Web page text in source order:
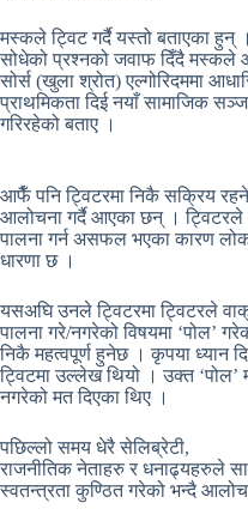
मस्कले ट्विट गर्दै यस्तो बताएका हुन्
सोधेको प्रश्नको जवाफ दिँदै मस्कले
सोर्स (खुला श्रोत)एल्गोरिदममा
प्राथमिकता दिई नयाँ सामाजिक
गरिरहेको बताए ।
आफैँ पनि ट्विटरमा निकै सक्रिय
आलोचना गर्दै आएका छन् । ट्विटरले
पालना गर्न असफल भएका कारण
धारणा छ ।
यसअघि उनले ट्विटरमा ट्विटरले वा
पालनागरे/नगरेकोविषयमा ‘पोल’
निकै महत्वपूर्ण हुनेछ । कृपया ध्यान
ट्विटमा उल्लेख थियो । उक्त
नगरेको मत दिएका थिए ।
पछिल्लो समय धेरै सेलिब्रेटी,
राजनीतिकनेताहरुर धनाढ्यहरुले
स्वतन्त्रता कुण्ठित गरेको भन्दै